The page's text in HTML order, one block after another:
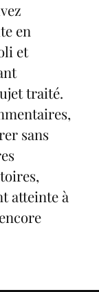
en
et
traité.
sans
atteinte à